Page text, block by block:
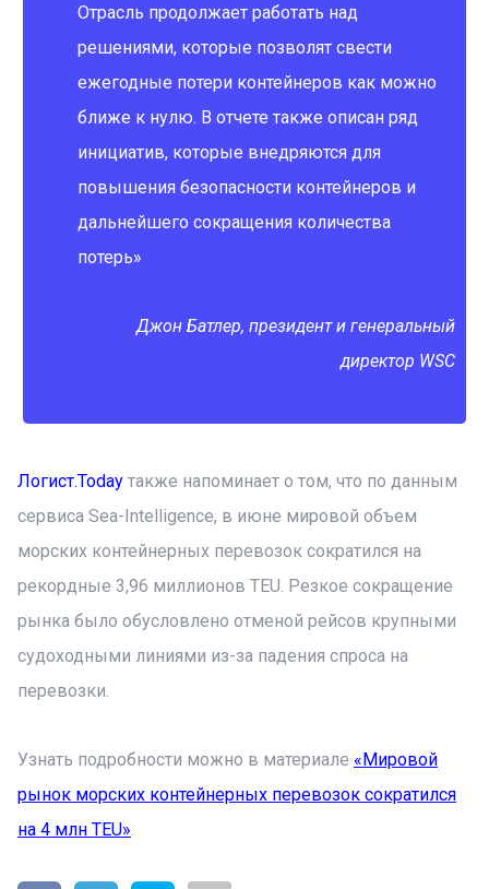
Отрасль продолжает работать над
решениями, которые позволят свести
ежегодные потери контейнеров как можно
ближе к нулю. В отчете также описан ряд
инициатив, которые внедряются для
повышения безопасности контейнеров и
дальнейшего сокращения количества
потерь»
Джон Батлер, президент и генеральный
директор WSC
Логист.Today также напоминает о том, что по данным
сервиса Sea-Intelligence, в июне мировой объем
морских контейнерных перевозок сократился на
рекордные 3,96 миллионов TEU. Резкое сокращение
рынка было обусловлено отменой рейсов крупными
судоходными линиями из-за падения спроса на
перевозки.
Узнать подробности можно в материале «Мировой
рынок морских контейнерных перевозок сократился
на 4 млн TEU».